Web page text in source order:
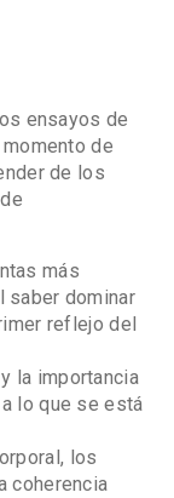
ensayos de
de
de los
más
saber dominar
reflejo del
la importancia
lo que se está
los
coherencia